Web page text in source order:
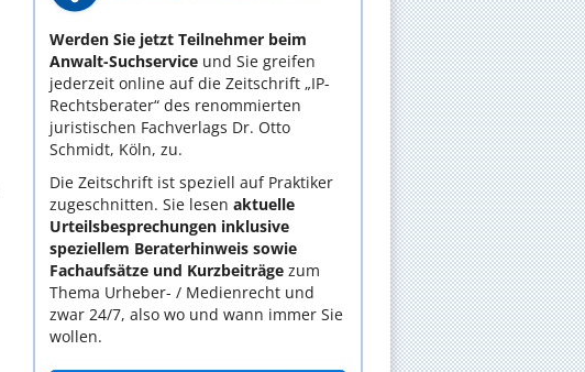
Werden Sie jetzt Teilnehmer beim
Anwalt-Suchservice und Sie greifen
jederzeit online auf die Zeitschrift „IP-
Rechtsberater“ des renommierten
juristischen Fachverlags Dr. Otto
Schmidt, Köln, zu.
Die Zeitschrift ist speziell auf Praktiker
zugeschnitten. Sie lesen aktuelle
Urteilsbesprechungen inklusive
speziellem Beraterhinweis sowie
Fachaufsätze und Kurzbeiträge zum
Thema Urheber- / Medienrecht und
zwar 24/7, also wo und wann immer Sie
wollen.